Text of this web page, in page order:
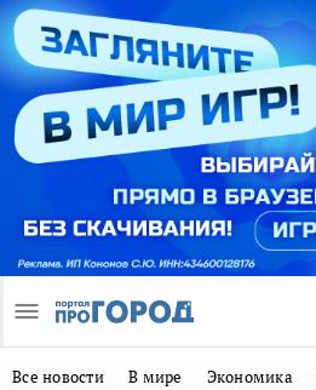
Все новости В мире Экономика